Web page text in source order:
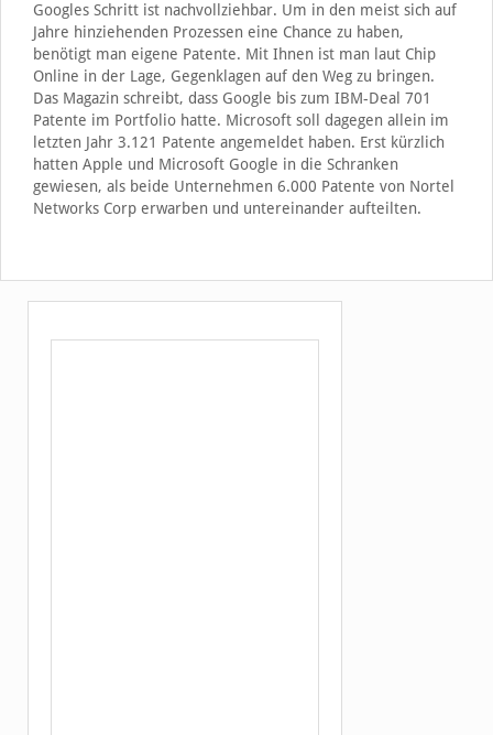
Googles Schritt ist nachvollziehbar. Um in den meist sich auf
Jahre hinziehenden Prozessen eine Chance zu haben,
benötigt man eigene Patente. Mit Ihnen ist man laut Chip
Online in der Lage, Gegenklagen auf den Weg zu bringen.
Das Magazin schreibt, dass Google bis zum IBM-Deal 701
Patente im Portfolio hatte. Microsoft soll dagegen allein im
letzten Jahr 3.121 Patente angemeldet haben. Erst kürzlich
hatten Apple und Microsoft Google in die Schranken
gewiesen, als beide Unternehmen 6.000 Patente von Nortel
Networks Corp erwarben und untereinander aufteilten.